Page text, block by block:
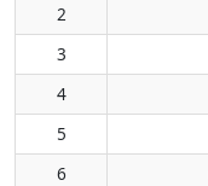
2
3
4
5
6